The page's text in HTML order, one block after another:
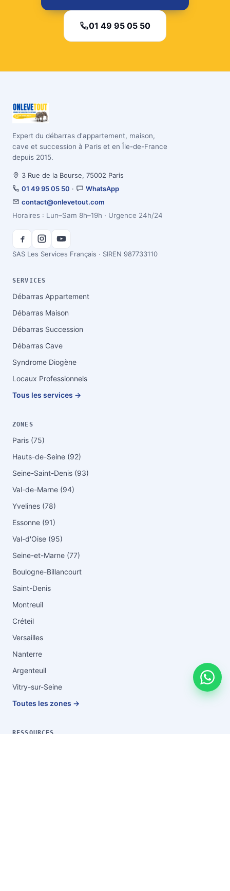
01 49 95 05 50
Expert du débarras d'appartement, maison,
cave et succession à Paris et en Île-de-France
depuis 2015.
3 Rue de la Bourse, 75002 Paris
01 49 95 05 50 ·
WhatsApp
contact@onlevetout.com
Horaires : Lun–Sam 8h–19h · Urgence 24h/24
SAS Les Services Français · SIREN 987733110
SERVICES
Débarras Appartement
Débarras Maison
Débarras Succession
Débarras Cave
Syndrome Diogène
Locaux Professionnels
Tous les services →
ZONES
Paris (75)
Hauts-de-Seine (92)
Seine-Saint-Denis (93)
Val-de-Marne (94)
Yvelines (78)
Essonne (91)
Val-d'Oise (95)
Seine-et-Marne (77)
Boulogne-Billancourt
Saint-Denis
Montreuil
Créteil
Versailles
Nanterre
Argenteuil
Vitry-sur-Seine
Toutes les zones →
RESSOURCES